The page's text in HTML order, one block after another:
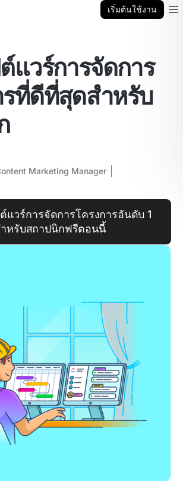
เริ่มต้นใช้งาน
แวร์การจัดการ
รที่ดีที่สุดสำหรับ
Marketing Manager
แวร์การจัดการโครงการอันดับ 1
หรับสถาปนิกฟรีตอนนี้